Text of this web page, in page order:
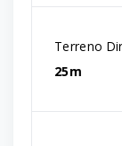
Terreno
25m